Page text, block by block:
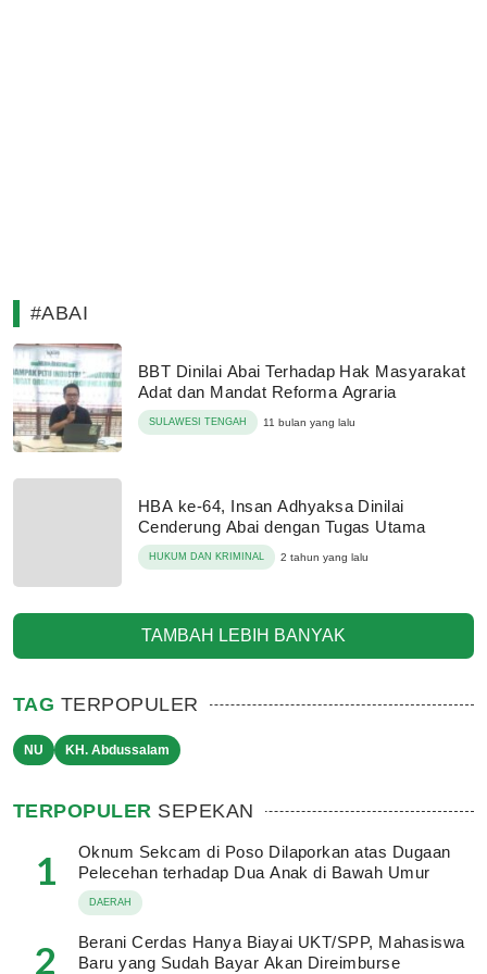
#ABAI
BBT Dinilai Abai Terhadap Hak Masyarakat
Adat dan Mandat Reforma Agraria
SULAWESI TENGAH 11 bulan yang lalu
HBA ke-64, Insan Adhyaksa Dinilai
Cenderung Abai dengan Tugas Utama
HUKUM DAN KRIMINAL 2 tahun yang lalu
TAMBAH LEBIH BANYAK
TAG TERPOPULER
NU KH. Abdussalam
TERPOPULER SEPEKAN
1
Oknum Sekcam di Poso Dilaporkan atas Dugaan
Pelecehan terhadap Dua Anak di Bawah Umur
DAERAH
2
Berani Cerdas Hanya Biayai UKT/SPP, Mahasiswa
Baru yang Sudah Bayar Akan Direimburse